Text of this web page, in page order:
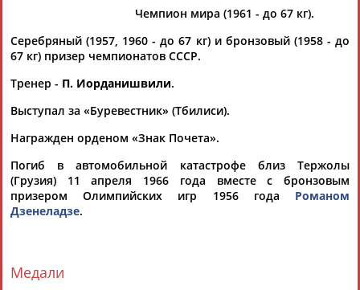
АББАТЕ-
АББЯСОВА
Чемпион мира (1961 - до 67 кг).
Серебряный (1957, 1960 - до 67 кг) и бронзовый (1958 - до
67 кг) призер чемпионатов СССР.
Тренер - П. Иорданишвили.
Выступал за «Буревестник» (Тбилиси).
Награжден орденом «Знак Почета».
Погиб в автомобильной катастрофе близ Тержолы
(Грузия) 11 апреля 1966 года вместе с бронзовым
призером Олимпийских игр 1956 года Романом
Дзенеладзе.
Медали